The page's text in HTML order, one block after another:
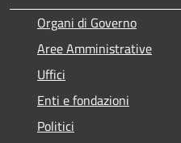
Organi di Governo
Aree Amministrative
Uffici
Enti e fondazioni
Politici